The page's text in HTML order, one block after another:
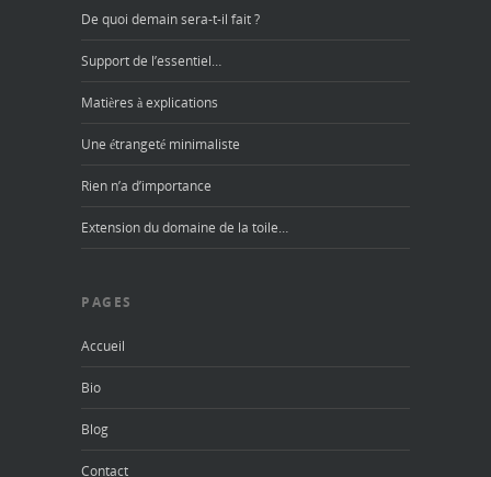
De quoi demain sera-t-il fait ?
Support de l’essentiel…
Matières à explications
Une étrangeté minimaliste
Rien n’a d’importance
Extension du domaine de la toile…
PAGES
Accueil
Bio
Blog
Contact